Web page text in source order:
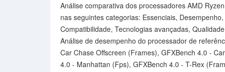
Análise comparativa dos processadores AMD
nas seguintes categorias: Essenciais,
Compatibilidade, Tecnologias avançadas,
Análise de desempenho do processador de
Car Chase Offscreen (Frames), GFXBench 4.0 -
4.0 - Manhattan (Fps), GFXBench 4.0 - T-Rex